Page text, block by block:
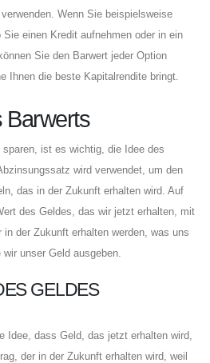
Wenn Sie beispielsweise
einen Kredit aufnehmen oder in ein
Sie den Barwert jeder Option
Ihnen die beste Kapitalrendite bringt.
Barwerts
ist es wichtig, die Idee des
wird verwendet, um den
das in der Zukunft erhalten wird. Auf
des Geldes, das wir jetzt erhalten, mit
der Zukunft erhalten werden, was uns
unser Geld ausgeben.
GELDES
Idee, dass Geld, das jetzt erhalten wird,
der in der Zukunft erhalten wird, weil